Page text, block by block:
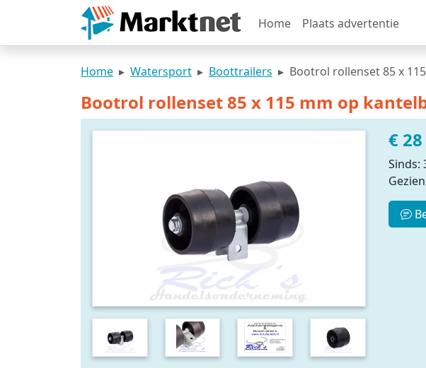
Home Plaats advertentie
Home Watersport Boottrailers Bootrol rollenset 85 x
Bootrol rollenset 85 x 115 mm op
€ 28
Sinds: